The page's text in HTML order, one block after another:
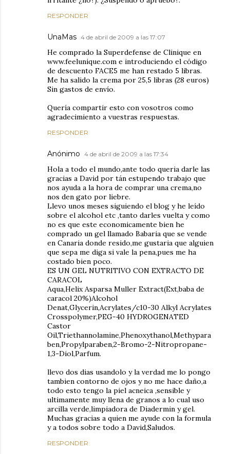
RESPONDER
UnaMas 4 de abril de 2009 a las 17:07
He comprado la Superdefense de Clinique en
www.feelunique.com e introduciendo el código
de descuento FACE5 me han restado 5 libras.
Me ha salido la crema por 25,5 libras (28 euros)
Sin gastos de envío.
Quería compartir esto con vosotros como
agradecimiento a vuestras respuestas.
RESPONDER
Anónimo 4 de abril de 2009 a las 17:34
Hola a todo el mundo,ante todo queria darle las
gracias a David por tán estupendo trabajo que
nos ayuda a la hora de comprar una crema,no
nos den gato por liebre.
Llevo unos meses siguiendo el blog y he leído
sobre el alcohol etc ,tanto darles vuelta y como
no es que este economicamente bien he
comprado un gel llamado Babaria que se vende
en Canaria donde resido,me gustaria que alguien
que sepa me diga si vale la pena,pues me ha
costado bien poco.
ES UN GEL NUTRITIVO CON EXTRACTO DE
CARACOL
Aqua,Helix Asparsa Muller Extract(Ext,baba de
caracol 20%)Alcohol
Denat,Glycerin,Acrylates/c10-30 Alkyl Acrylates
Crosspolymer,PEG-40 HYDROGENATED
Castor
Oil,Triethannolamine,Phenoxythanol,Methypara
ben,Propylparaben,2-Bromo-2-Nitropropane-
1,3-Diol,Parfum.
llevo dos dias usandolo y la verdad me lo pongo
tambien contorno de ojos y no me hace daño,a
todo esto tengo la piel acneica ,sensible y
ultimamente muy llena de granos a lo cual uso
arcilla verde,limpiadora de Diadermin y gel.
Muchas gracias a quien me ayude con la formula
y a todos sobre todo a David,Saludos.
RESPONDER